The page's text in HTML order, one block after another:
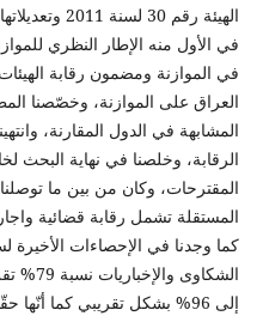
الهيئة رقم 30
في الأول منه الإطار النظري
في الموازنة ومضمون رقابة
العراق على الموازنة، وخصّصنا
المشابهة في الدول المقارنة،
الرقابة، وخلصنا في نهاية البحث
المقترحات، وكان من بين ما
المستقلة تشمل رقابة قضائية
الشكاوى
إلى 96% بشكل تقريبي كما